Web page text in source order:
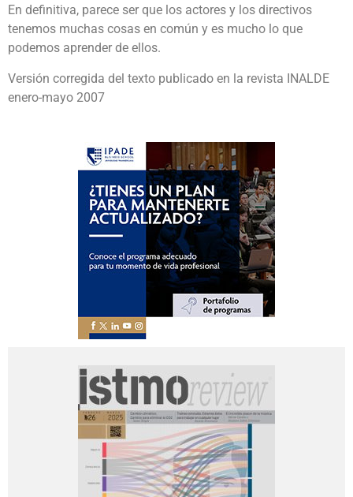
En definitiva, parece ser que los actores y los directivos
tenemos muchas cosas en común y es mucho lo que
podemos aprender de ellos.
Versión corregida del texto publicado en la revista INALDE
enero-mayo 2007